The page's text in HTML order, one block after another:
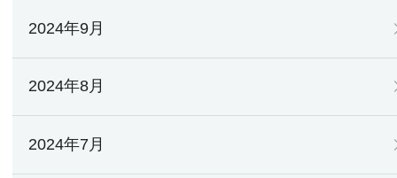
2024年9月
2024年8月
2024年7月